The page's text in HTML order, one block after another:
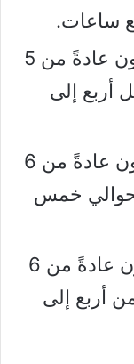
الأطفال بعمر 4 أشهر يشربون عادةً من 5
أربع إلى
الأطفال بعمر 5 أشهر يشربون عادةً من 6
حوالي خمس
الأطفال بعمر 6 أشهريشربون عادةً من 6
من أربع إلى